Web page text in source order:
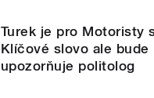
Turek je pro Motoristy
Klíčové slovo ale bude
upozorňuje politolog